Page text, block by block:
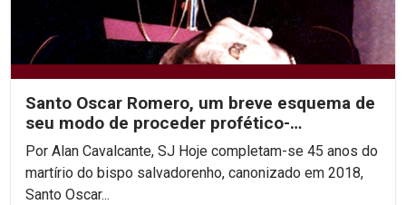
Santo Oscar Romero, um breve esquema de
seu modo de proceder profético-
reconciliador.
Por Alan Cavalcante, SJ Hoje completam-se 45 anos do
martírio do bispo salvadorenho, canonizado em 2018,
Santo Oscar...